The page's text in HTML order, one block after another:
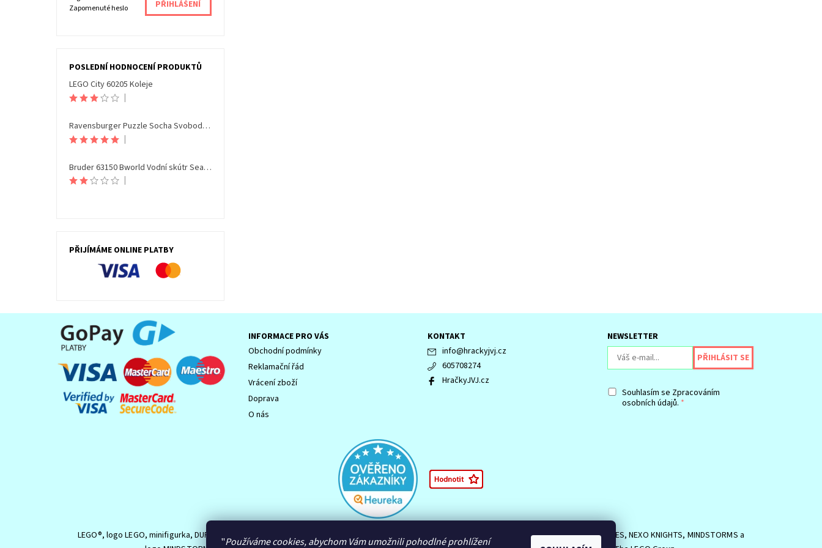
Zapomenuté heslo
POSLEDNÍ HODNOCENÍ PRODUKTŮ
LEGO City 60205 Koleje
|
Ravensburger Puzzle Socha Svobody Noční edice 108 dílků
|
Bruder 63150 Bworld Vodní skútr Seamaxx s figurkou
|
PŘIJÍMÁME ONLINE PLATBY
INFORMACE PRO VÁS
Obchodní podmínky
Reklamační řád
Vrácení zboží
Doprava
O nás
KONTAKT
info@hrackyjvj.cz
605708274
HračkyJVJ.cz
NEWSLETTER
Souhlasím se Zpracováním
osobních údajů.
LEGO®, logo LEGO, minifigurka, DUPLO, logo DUPLO, LEGENDS OF CHIMA, NINJAGO, logo NINJAGO, logo FRIENDS, logo HIDDEN SIDE, logo MINIFIGURES, NEXO KNIGHTS, MINDSTORMS a
"Používáme cookies, abychom Vám umožnili pohodlné prohlížení